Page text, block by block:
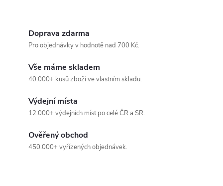
Doprava zdarma
Pro objednávky v hodnotě nad 700 Kč.
Vše máme skladem
40.000+ kusů zboží ve vlastním skladu.
Výdejní místa
12.000+ výdejních míst po celé ČR a SR.
Ověřený obchod
450.000+ vyřízených objednávek.